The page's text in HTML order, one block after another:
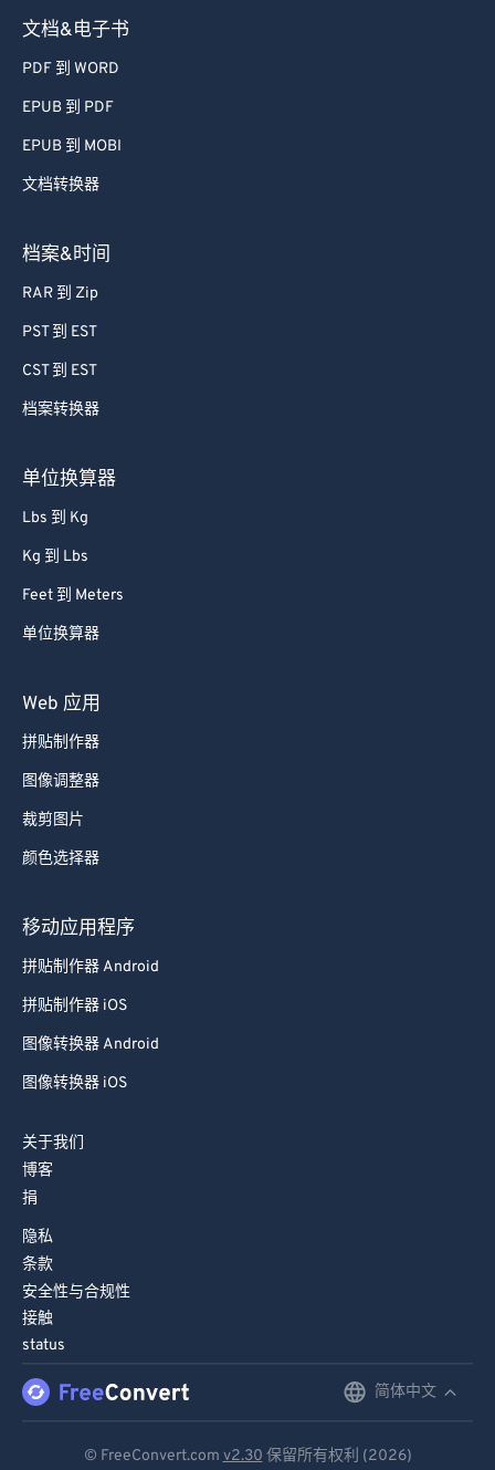
文档&电子书
PDF 到 WORD
EPUB 到 PDF
EPUB 到 MOBI
文档转换器
档案&时间
RAR 到 Zip
PST 到 EST
CST 到 EST
档案转换器
单位换算器
Lbs 到 Kg
Kg 到 Lbs
Feet 到 Meters
单位换算器
Web 应用
拼贴制作器
图像调整器
裁剪图片
颜色选择器
移动应用程序
拼贴制作器 Android
拼贴制作器 iOS
图像转换器 Android
图像转换器 iOS
关于我们
博客
捐
隐私
条款
安全性与合规性
接触
status
简体中文
© FreeConvert.com v2.30 保留所有权利 (2026)